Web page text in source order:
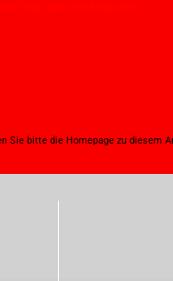
Sie bitte die Homepage zu diesem